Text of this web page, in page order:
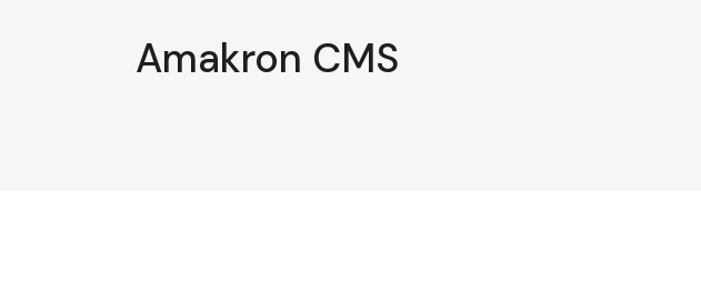
Amakron CMS